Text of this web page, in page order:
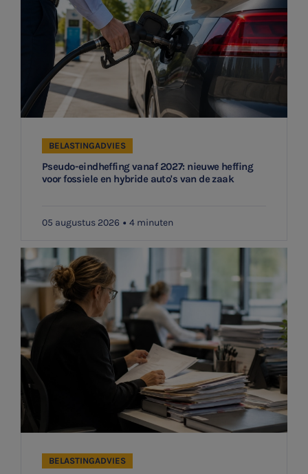
Meest gezochte onderwerpen
WKR
Jaarrekening controle
Belastingadvies
E-commerce
Agro
Vacatures
Aanmelden topic-meldingen
Ontvang meldingen bij belangrijke ontwikkelingen rondom
het topic: Stikstof
E-mailadres
Aanmelden
Pseudo-eindheffing vanaf 2027: nieuwe heffing
voor fossiele en hybride auto's van de zaak
BELASTINGADVIES
05 augustus 2026 4 minuten
BELASTINGADVIES